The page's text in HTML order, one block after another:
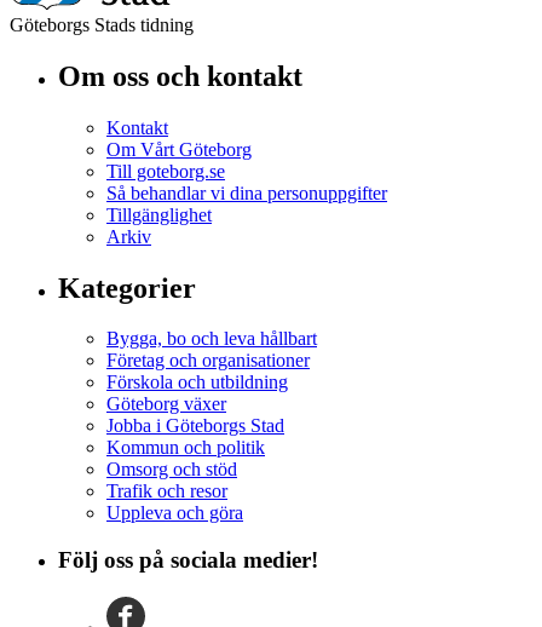
Göteborgs Stads tidning
Om oss och kontakt
Kontakt
Om Vårt Göteborg
Till goteborg.se
Så behandlar vi dina personuppgifter
Tillgänglighet
Arkiv
Kategorier
Bygga, bo och leva hållbart
Företag och organisationer
Förskola och utbildning
Göteborg växer
Jobba i Göteborgs Stad
Kommun och politik
Omsorg och stöd
Trafik och resor
Uppleva och göra
Följ oss på sociala medier!